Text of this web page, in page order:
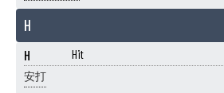
H
H Hit
安打